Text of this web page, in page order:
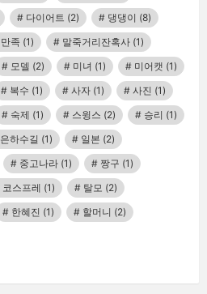
다이어트 (2) 댕댕이 (8)
만족 (1) 말죽거리잔혹사 (1)
모델 (2) 미녀 (1) 미어캣 (1)
복수 (1) 사자 (1) 사진 (1)
숙제 (1) 스윙스 (2) 승리 (1)
은하수길 (1) 일본 (2)
중고나라 (1) 짱구 (1)
코스프레 (1) 탈모 (2)
한혜진 (1) 할머니 (2)